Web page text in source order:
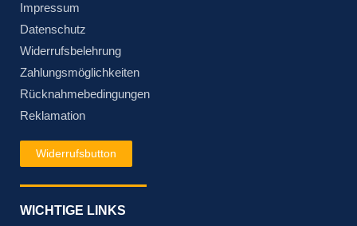
Impressum
Datenschutz
Widerrufsbelehrung
Zahlungsmöglichkeiten
Rücknahmebedingungen
Reklamation
Widerrufsbutton
WICHTIGE LINKS